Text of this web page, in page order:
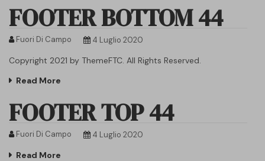
FOOTER BOTTOM 44
Fuori Di Campo 4 Luglio 2020
Copyright 2021 by ThemeFTC. All Rights Reserved.
Read More
FOOTER TOP 44
Fuori Di Campo 4 Luglio 2020
Read More